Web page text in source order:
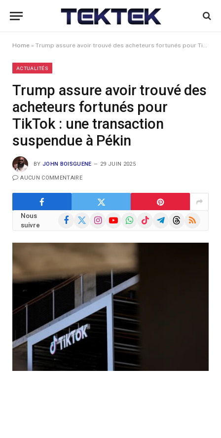
Home » Trump assure avoir trouvé des acheteurs fortunés pour TikTok : une transaction suspendue à Pékin
ACTUALITÉS
Trump assure avoir trouvé des
acheteurs fortunés pour
TikTok : une transaction
suspendue à Pékin
BY JOHN BOISGUENE 29 JUIN 2025
AUCUN COMMENTAIRE
Nous
suivre
Facebook
X
InstagramYouTubeWhatsAppTikTokTelegramThreads
RSS